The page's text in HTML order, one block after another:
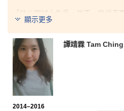
「 於公開試上失手，並不一定代表
保健產品管理高級文憑，就是其中
程所提供的內容豐富而且實用，為
的同學打造一個非常完善的基礎。
習氣氛融洽。每次當我有學業或升
樂意解答，大大增加了我在學習上
以向著目標達成自己的夢想。
顯示更多
譚靖霖 Tam
2014–2016